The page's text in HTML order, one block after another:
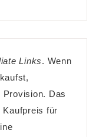
Links. Wenn
Provision. Das
Kaufpreis für